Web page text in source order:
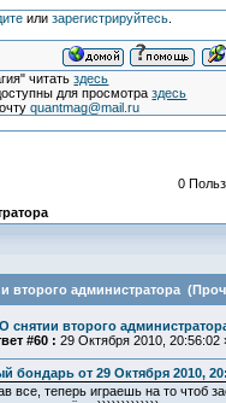
или зарегистрируйтесь.
читатьздесь
для просмотраздесь
quantmag@mail.ru
0
второго администратора
снятии второго
#60 : 29 Октября 2010, 20:56:02
бондарь от 29 Октября 2010,
все, теперь играешь на то чтоб